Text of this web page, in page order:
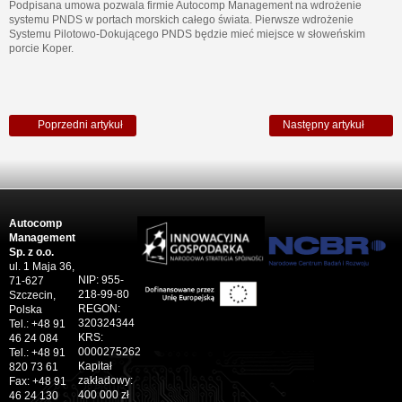
Podpisana umowa pozwala firmie Autocomp Management na wdrożenie
systemu PNDS w portach morskich całego świata. Pierwsze wdrożenie
Systemu Pilotowo-Dokującego PNDS będzie mieć miejsce w słoweńskim
porcie Koper.
Poprzedni artykuł Następny artykuł
Autocomp
Management
Sp. z o.o.
ul. 1 Maja 36,
71-627
Szczecin,
Polska
Tel.: +48 91
46 24 084
Tel.: +48 91
820 73 61
Fax: +48 91
46 24 130
NIP: 955-
218-99-80
REGON:
320324344
KRS:
0000275262
Kapitał
zakładowy:
400 000 zł